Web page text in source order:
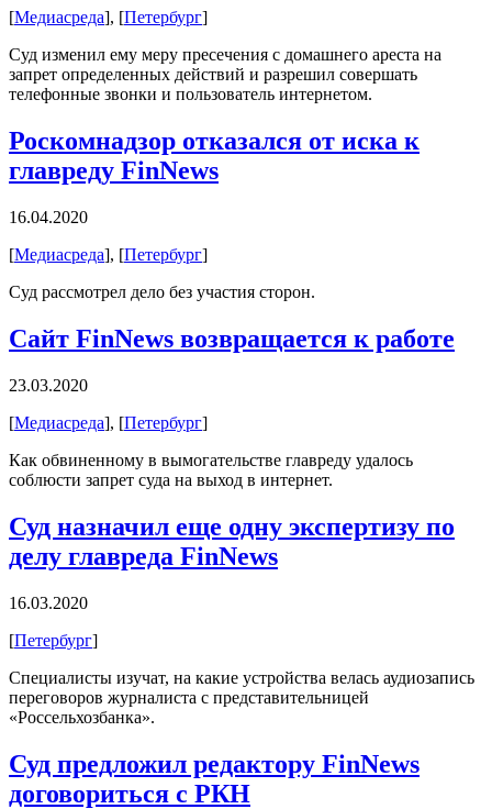
[Медиасреда], [Петербург]
Суд изменил ему меру пресечения с домашнего ареста на
запрет определенных действий и разрешил совершать
телефонные звонки и пользователь интернетом.
Роскомнадзор отказался от иска к
главреду FinNews
16.04.2020
[Медиасреда], [Петербург]
Суд рассмотрел дело без участия сторон.
Сайт FinNews возвращается к работе
23.03.2020
[Медиасреда], [Петербург]
Как обвиненному в вымогательстве главреду удалось
соблюсти запрет суда на выход в интернет.
Суд назначил еще одну экспертизу по
делу главреда FinNews
16.03.2020
[Петербург]
Специалисты изучат, на какие устройства велась аудиозапись
переговоров журналиста с представительницей
«Россельхозбанка».
Суд предложил редактору FinNews
договориться с РКН